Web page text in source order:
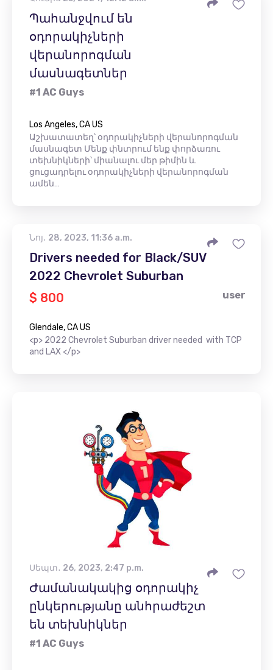
Պահանջվում են
օդորակիչների
վերանորոգման
մասնագետներ
#1 AC Guys
Los Angeles, CA US
Աշխատատեղ՝ օդորակիչների վերանորոգման
մասնագետ Մենք փնտրում ենք փորձառու
տեխնիկների՝ միանալու մեր թիմին և
ցուցադրելու օդորակիչների վերանորոգման
ամեն…
Նոյ․ 28, 2023, 11:36 a.m.
Drivers needed for Black/SUV
2022 Chevrolet Suburban
$ 800
user
Glendale, CA US
<p> 2022 Chevrolet Suburban driver needed with TCP
and LAX </p>
Սեպտ․ 26, 2023, 2:47 p.m.
Ժամանակակից օդորակիչ
ընկերությանը անհրաժեշտ
են տեխնիկներ
#1 AC Guys